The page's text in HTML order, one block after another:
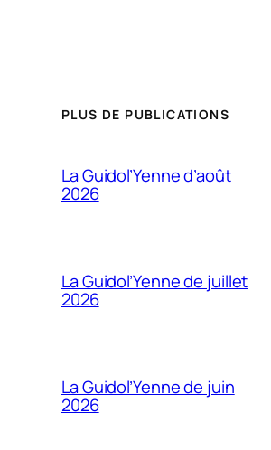
PLUS DE PUBLICATIONS
La Guidol’Yenne d’août
2026
La Guidol’Yenne de juillet
2026
La Guidol’Yenne de juin
2026